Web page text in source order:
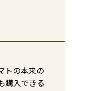
トの本来の
購入できる